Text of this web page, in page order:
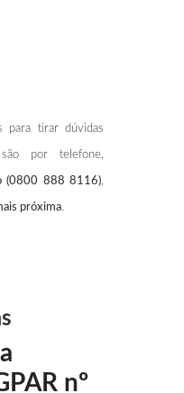
para tirar dúvidas
por telefone,
(0800 888 8116)
próxima.
nº